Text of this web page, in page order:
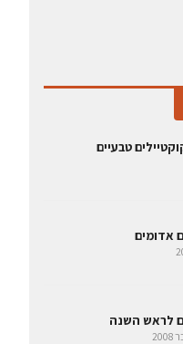
טבעיים
אדומים
לראש השנה